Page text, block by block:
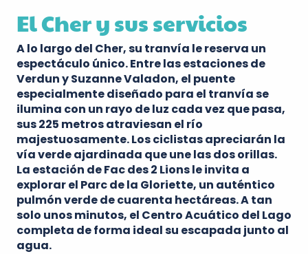
El Cher y sus servicios
A lo largo del Cher, su tranvía le reserva un
espectáculo único. Entre las estaciones de
Verdun y Suzanne Valadon, el puente
especialmente diseñado para el tranvía se
ilumina con un rayo de luz cada vez que pasa,
sus 225 metros atraviesan el río
majestuosamente. Los ciclistas apreciarán la
vía verde ajardinada que une las dos orillas.
La estación de Fac des 2 Lions le invita a
explorar el Parc de la Gloriette, un auténtico
pulmón verde de cuarenta hectáreas. A tan
solo unos minutos, el Centro Acuático del Lago
completa de forma ideal su escapada junto al
agua.